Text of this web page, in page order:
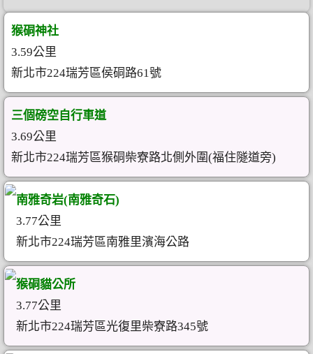
猴硐神社
3.59公里
新北市224瑞芳區侯硐路61號
三個磅空自行車道
3.69公里
新北市224瑞芳區猴硐柴寮路北側外圍(福住隧道旁)
南雅奇岩(南雅奇石)
3.77公里
新北市224瑞芳區南雅里濱海公路
猴硐貓公所
3.77公里
新北市224瑞芳區光復里柴寮路345號